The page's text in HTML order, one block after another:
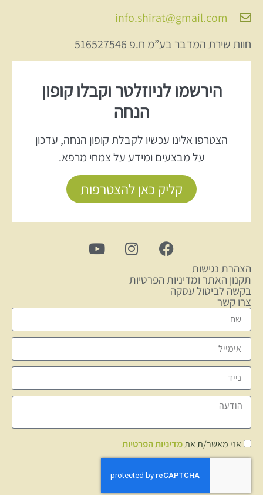
info.shirat@gmail.com
חוות שירת המדבר בע”מ ח.פ 516527546
הירשמו לניוזלטר וקבלו קופון
הנחה
הצטרפו אלינו עכשיו לקבלת קופון הנחה, עדכון
על מבצעים ומידע על צמחי מרפא.
קליק כאן להצטרפות
הצהרת נגישות
תקנון האתר ומדיניות הפרטיות
בקשה לביטול עסקה
צרו קשר
אני מאשר/ת אתמדיניות הפרטיות